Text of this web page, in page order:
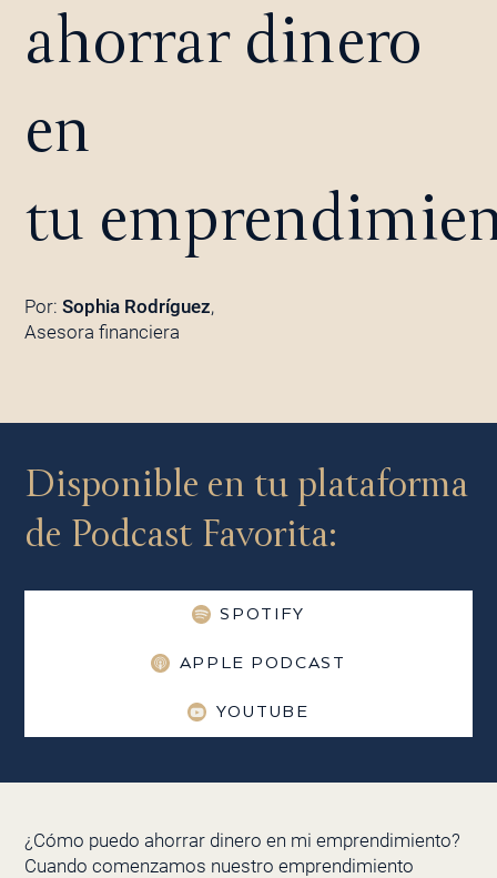
ahorrar dinero
en
tu
Por: Sophia Rodríguez,
Asesora financiera
Disponible en tu plataforma
de Podcast Favorita:
SPOTIFY
APPLE PODCAST
YOUTUBE
¿Cómo puedo ahorrar dinero en mi emprendimiento?
Cuando comenzamos nuestro emprendimiento